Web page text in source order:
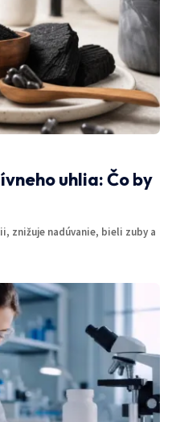
uhlia: Čo by
znižuje nadúvanie, bieli zuby a